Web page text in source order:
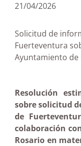
21/04/2026
Solicitud de
Fuerteventura
Ayuntamiento
Resolución
sobre solicitud
de
colaboración
Rosario en